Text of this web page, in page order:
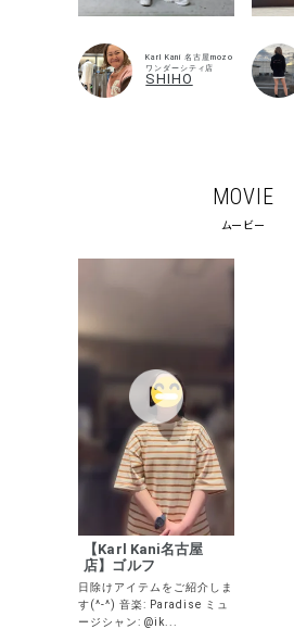
Karl Kani 名古屋mozo
ワンダーシティ店
SHIHO
MOVIE
ムービー
【Karl Kani名古屋
店】ゴルフ
日除けアイテムをご紹介しま
す(^-^) 音楽: Paradise ミュ
ージシャン: @ik...